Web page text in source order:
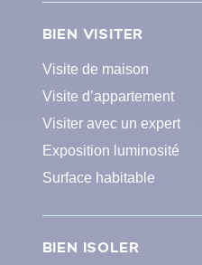
BIEN VISITER
Visite de maison
Visite d’appartement
Visiter avec un expert
Exposition luminosité
Surface habitable
BIEN ISOLER